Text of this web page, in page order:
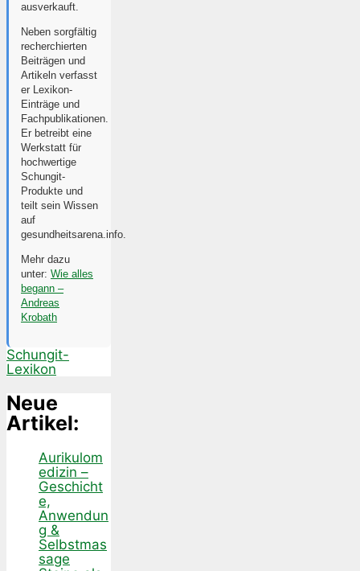
ausverkauft.
Neben sorgfältig
recherchierten
Beiträgen und
Artikeln verfasst
er Lexikon-
Einträge und
Fachpublikationen.
Er betreibt eine
Werkstatt für
hochwertige
Schungit-
Produkte und
teilt sein Wissen
auf
gesundheitsarena.info.
Mehr dazu
unter: Wie alles
begann –
Andreas
Krobath
Schungit-
Lexikon
Neue
Artikel:
Aurikulom
edizin –
Geschicht
e,
Anwendun
g &
Selbstmas
sage